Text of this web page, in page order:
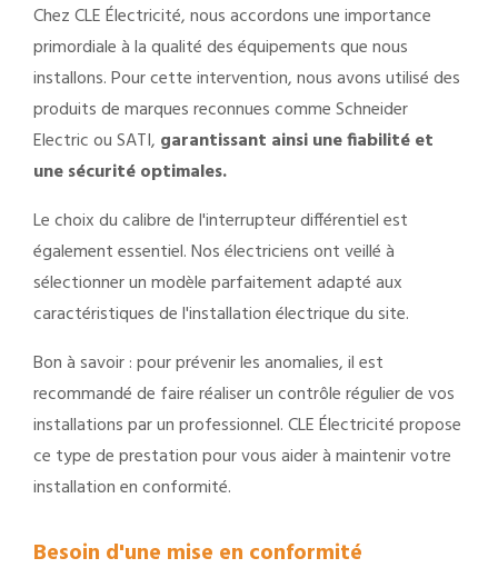
Chez CLE Électricité, nous accordons une importance
primordiale à la qualité des équipements que nous
installons. Pour cette intervention, nous avons utilisé des
produits de marques reconnues comme Schneider
Electric ou SATI, garantissant ainsi une fiabilité et
une sécurité optimales.
Le choix du calibre de l'interrupteur différentiel est
également essentiel. Nos électriciens ont veillé à
sélectionner un modèle parfaitement adapté aux
caractéristiques de l'installation électrique du site.
Bon à savoir : pour prévenir les anomalies, il est
recommandé de faire réaliser un contrôle régulier de vos
installations par un professionnel. CLE Électricité propose
ce type de prestation pour vous aider à maintenir votre
installation en conformité.
Besoin d'une mise en conformité